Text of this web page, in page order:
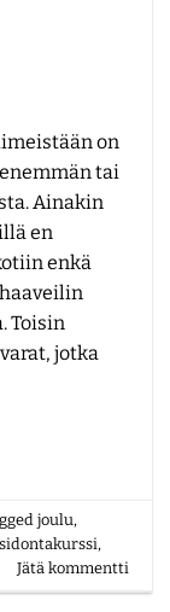
on
tai
Ainakin
en
enkä
Toisin
jotka
joulu,
,
Jätä kommentti